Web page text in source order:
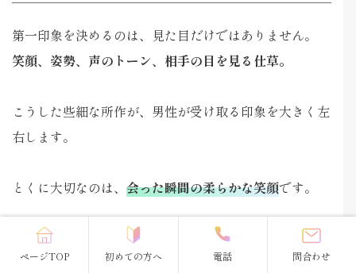
第一印象を決めるのは、見た目だけではありません。
笑顔、姿勢、声のトーン、相手の目を見る仕草。
こうした些細な所作が、男性が受け取る印象を大きく左
右します。
とくに大切なのは、 会った瞬間の柔らかな笑顔です。
緊張して表情が硬くなってしまうのは自然なことです
が、
ページTOP 初めての方へ 電話 問合わせ